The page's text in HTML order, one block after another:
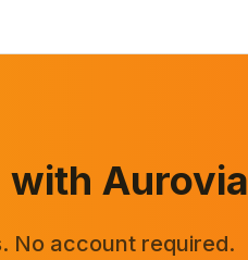
with Aurovia
No account required.